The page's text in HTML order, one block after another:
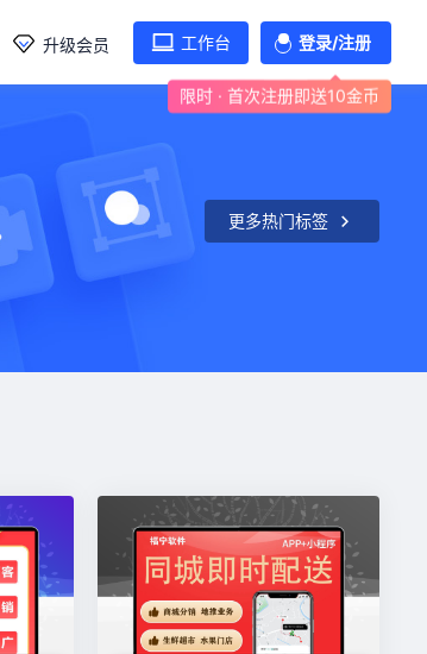
升级会员 工作台 登录/注册
限时 · 首次注册即送10金币
更多热门标签